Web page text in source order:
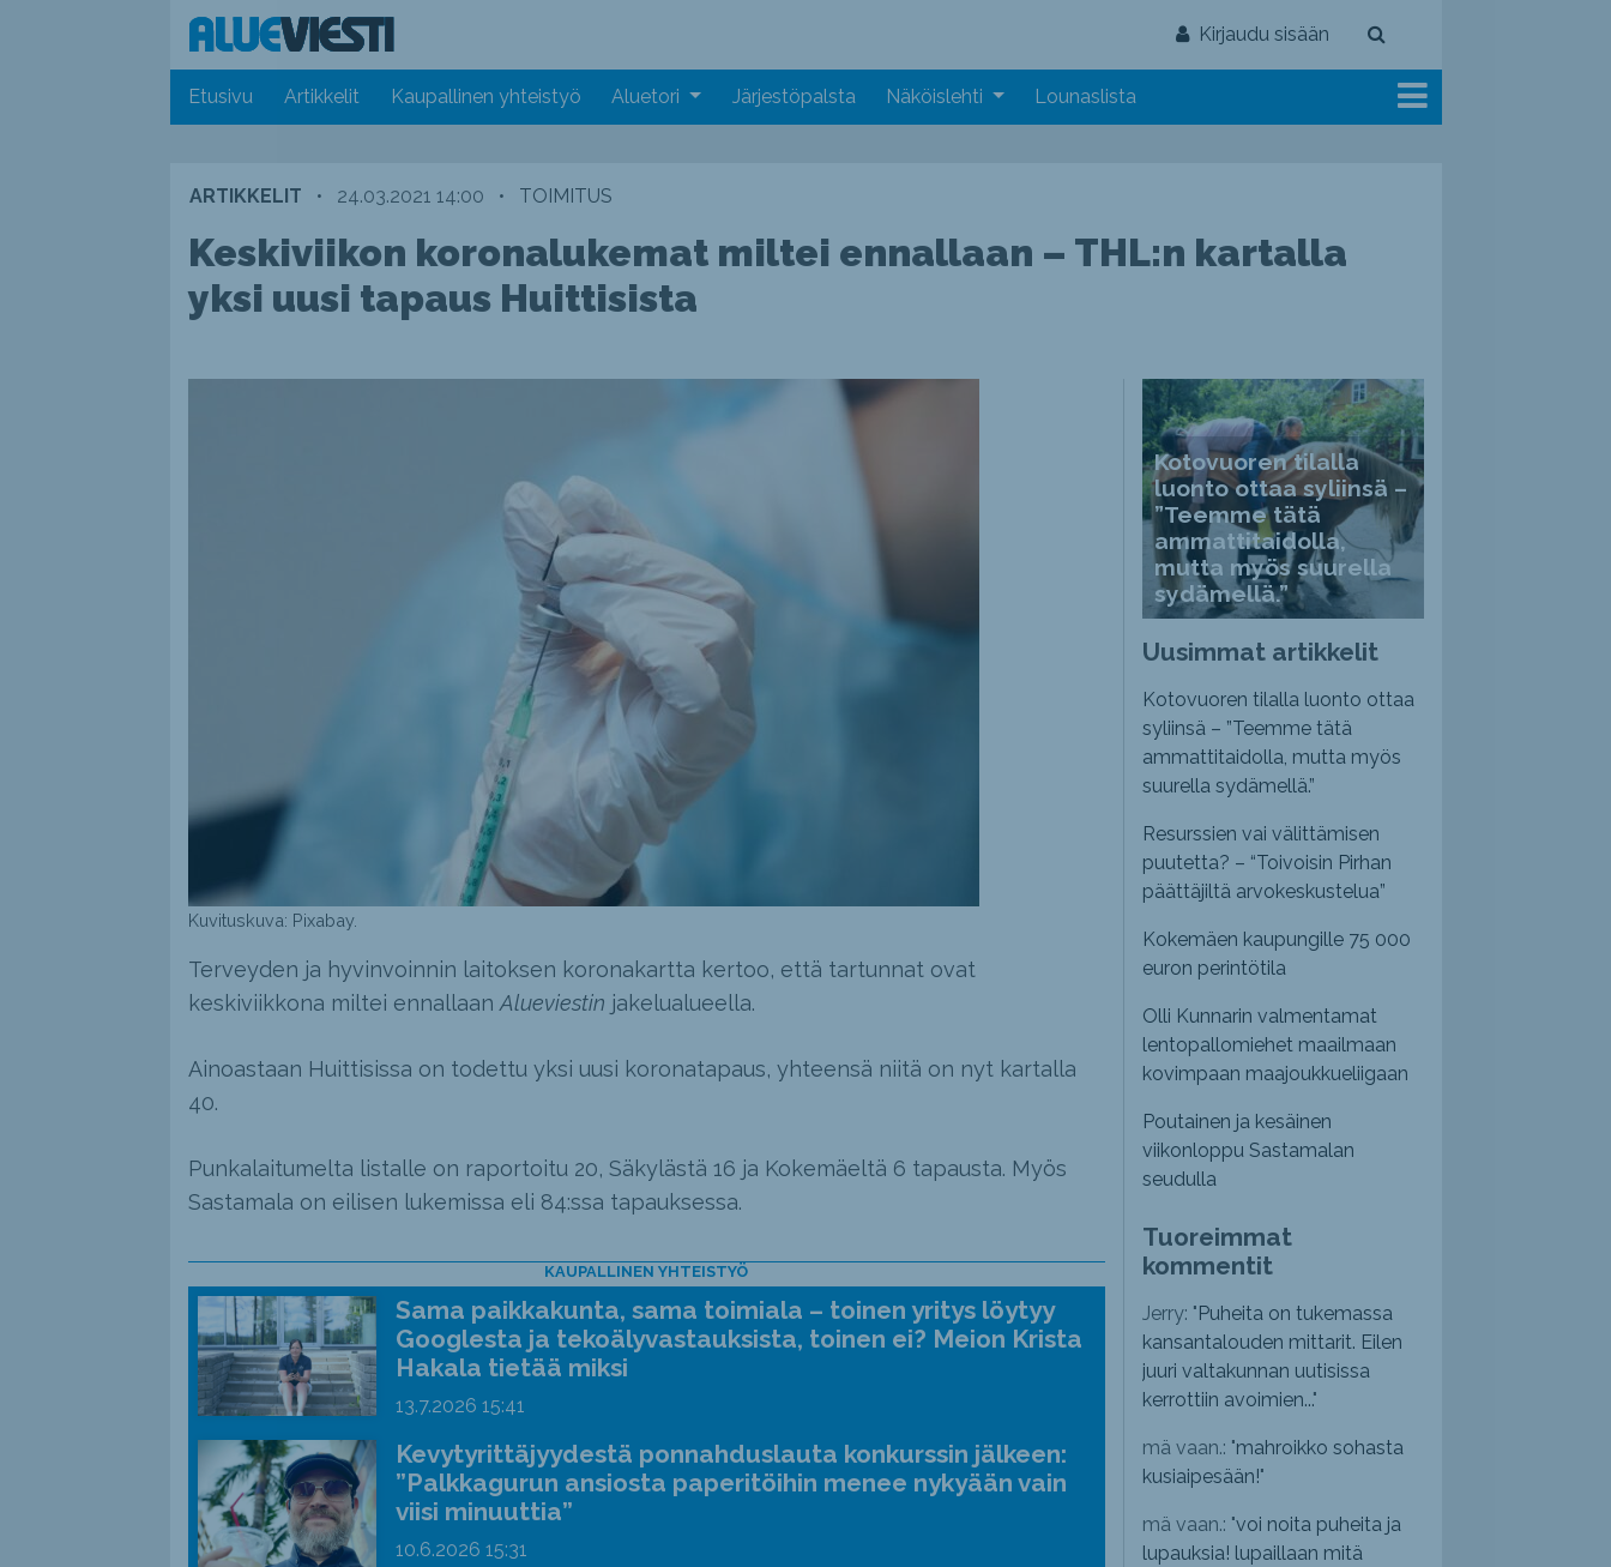
Kirjaudu sisään
Etusivu Artikkelit Kaupallinen yhteistyö Aluetori Järjestöpalsta Näköislehti Lounaslista
ARTIKKELIT • 24.03.2021 14:00 • TOIMITUS
Keskiviikon koronalukemat miltei ennallaan – THL:n kartalla
yksi uusi tapaus Huittisista
Kuvituskuva: Pixabay.
Terveyden ja hyvinvoinnin laitoksen koronakartta kertoo, että tartunnat ovat
keskiviikkona miltei ennallaanAlueviestin jakelualueella.
Ainoastaan Huittisissa on todettu yksi uusi koronatapaus, yhteensä niitä on nyt kartalla
40.
Punkalaitumelta listalle on raportoitu 20, Säkylästä 16 ja Kokemäeltä 6 tapausta. Myös
Sastamala on eilisen lukemissa eli 84:ssa tapauksessa.
KAUPALLINEN YHTEISTYÖ
Sama paikkakunta, sama toimiala – toinen yritys löytyy
Googlesta ja tekoälyvastauksista, toinen ei? Meion Krista
Hakala tietää miksi
13.7.2026 15:41
Kevytyrittäjyydestä ponnahduslauta konkurssin jälkeen:
”Palkkagurun ansiosta paperitöihin menee nykyään vain
viisi minuuttia”
10.6.2026 15:31
Kotovuoren tilalla
luonto ottaa syliinsä –
”Teemme tätä
ammattitaidolla,
mutta myös suurella
sydämellä.”
Uusimmat artikkelit
Kotovuoren tilalla luonto ottaa
syliinsä – ”Teemme tätä
ammattitaidolla, mutta myös
suurella sydämellä.”
Resurssien vai välittämisen
puutetta? – “Toivoisin Pirhan
päättäjiltä arvokeskustelua”
Kokemäen kaupungille 75 000
euron perintötila
Olli Kunnarin valmentamat
lentopallomiehet maailmaan
kovimpaan maajoukkueliigaan
Poutainen ja kesäinen
viikonloppu Sastamalan
seudulla
Tuoreimmat
kommentit
Jerry: " Puheita on tukemassa
kansantalouden mittarit. Eilen
juuri valtakunnan uutisissa
kerrottiin avoimien..."
mä vaan.: "mahroikko sohasta
kusiaipesään!"
mä vaan.: "voi noita puheita ja
lupauksia! lupaillaan mitä